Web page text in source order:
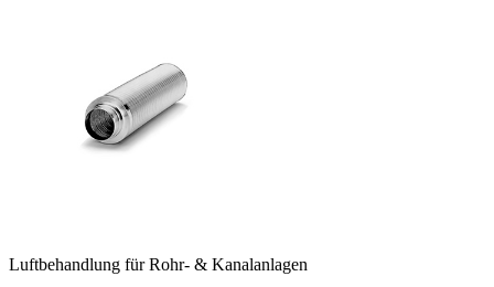
Luftbehandlung für Rohr- & Kanalanlagen